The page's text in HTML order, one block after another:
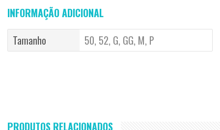
INFORMAÇÃO ADICIONAL
Tamanho
50, 52, G, GG, M, P
PRODUTOS RELACIONADOS